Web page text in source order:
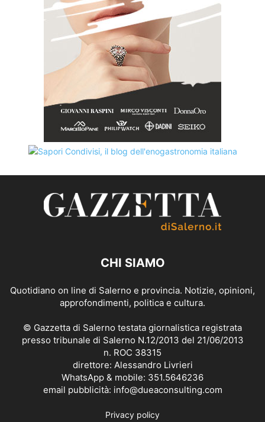
CHI SIAMO
Quotidiano on line di Salerno e provincia. Notizie, opinioni,
approfondimenti, politica e cultura.
© Gazzetta di Salerno testata giornalistica registrata
presso tribunale di Salerno N.12/2013 del 21/06/2013
n. ROC 38315
direttore: Alessandro Livrieri
WhatsApp & mobile: 351.5646236
email pubblicità: info@dueaconsulting.com
Privacy policy